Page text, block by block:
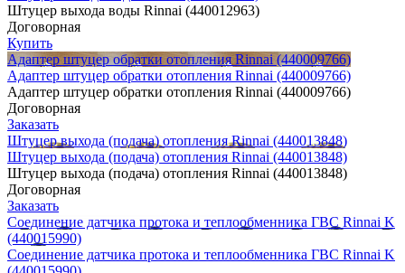
Штуцер выхода воды Rinnai (440012963)
Договорная
Купить
Адаптер штуцер обратки отопления Rinnai (440009766)
Адаптер штуцер обратки отопления Rinnai (440009766)
Адаптер штуцер обратки отопления Rinnai (440009766)
Договорная
Заказать
Штуцер выхода (подача) отопления Rinnai (440013848)
Штуцер выхода (подача) отопления Rinnai (440013848)
Штуцер выхода (подача) отопления Rinnai (440013848)
Договорная
Заказать
Соединение датчика протока и теплообменника ГВС Rinnai K
(440015990)
Соединение датчика протока и теплообменника ГВС Rinnai K